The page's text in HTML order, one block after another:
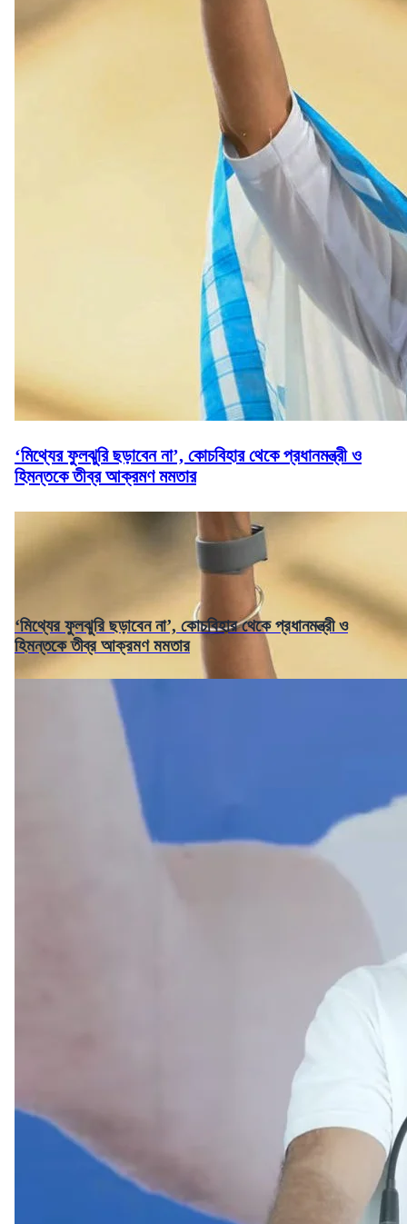
‘মিথ্যের ফুলঝুরি ছড়াবেন না’, কোচবিহার থেকে প্রধানমন্ত্রী ও
হিমন্তকে তীব্র আক্রমণ মমতার
‘মিথ্যের ফুলঝুরি ছড়াবেন না’, কোচবিহার থেকে প্রধানমন্ত্রী ও
হিমন্তকে তীব্র আক্রমণ মমতার